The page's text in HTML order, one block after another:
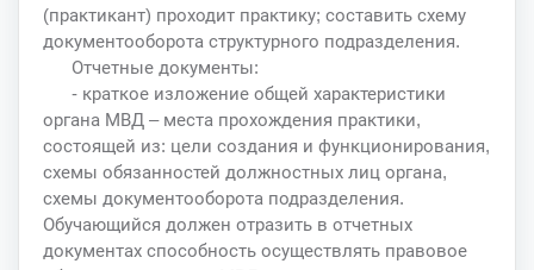
(практикант) проходит практику; составить схему
документооборота структурного подразделения.
Отчетные документы:
- краткое изложение общей характеристики
органа МВД – места прохождения практики,
состоящей из: цели создания и функционирования,
схемы обязанностей должностных лиц органа,
схемы документооборота подразделения.
Обучающийся должен отразить в отчетных
документах способность осуществлять правовое